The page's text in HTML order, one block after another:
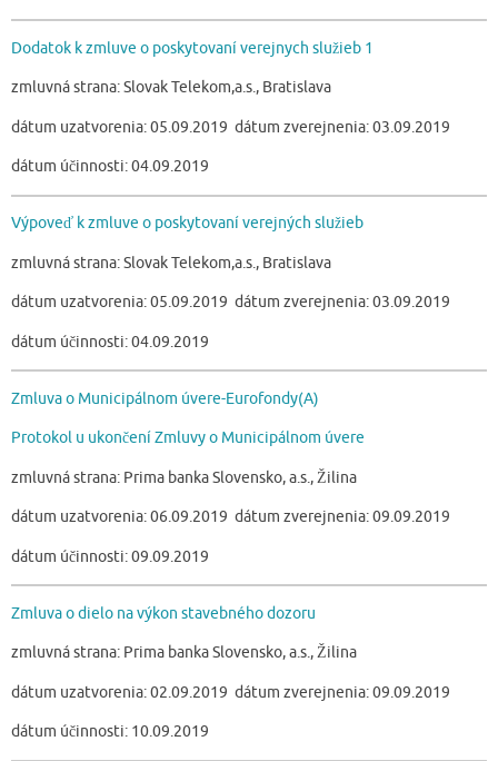
Dodatok k zmluve o poskytovaní verejnych služieb 1
zmluvná strana: Slovak Telekom,a.s., Bratislava
dátum uzatvorenia: 05.09.2019 dátum zverejnenia: 03.09.2019
dátum účinnosti: 04.09.2019
Výpoveď k zmluve o poskytovaní verejných služieb
zmluvná strana: Slovak Telekom,a.s., Bratislava
dátum uzatvorenia: 05.09.2019 dátum zverejnenia: 03.09.2019
dátum účinnosti: 04.09.2019
Zmluva o Municipálnom úvere-Eurofondy(A)
Protokol u ukončení Zmluvy o Municipálnom úvere
zmluvná strana: Prima banka Slovensko, a.s., Žilina
dátum uzatvorenia: 06.09.2019 dátum zverejnenia: 09.09.2019
dátum účinnosti: 09.09.2019
Zmluva o dielo na výkon stavebného dozoru
zmluvná strana: Prima banka Slovensko, a.s., Žilina
dátum uzatvorenia: 02.09.2019 dátum zverejnenia: 09.09.2019
dátum účinnosti: 10.09.2019